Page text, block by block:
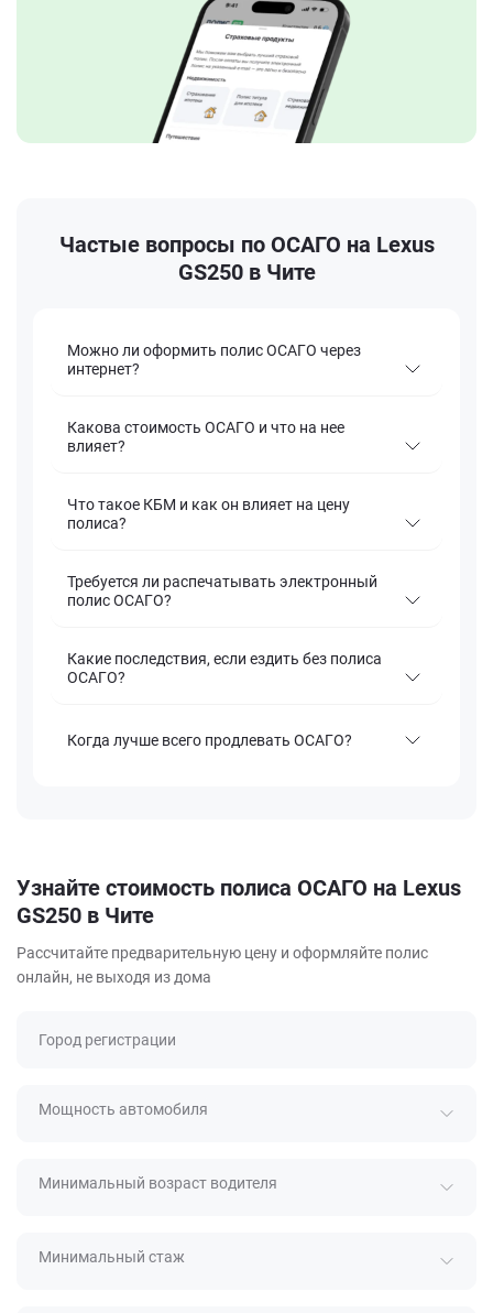
Частые вопросы по ОСАГО на Lexus
GS250 в Чите
Можно ли оформить полис ОСАГО через
интернет?
Какова стоимость ОСАГО и что на нее
влияет?
Что такое КБМ и как он влияет на цену
полиса?
Требуется ли распечатывать электронный
полис ОСАГО?
Какие последствия, если ездить без полиса
ОСАГО?
Когда лучше всего продлевать ОСАГО?
Узнайте стоимость полиса ОСАГО на Lexus
GS250 в Чите
Рассчитайте предварительную цену и оформляйте полис
онлайн, не выходя из дома
Город регистрации
Мощность автомобиля
Минимальный возраст водителя
Минимальный стаж